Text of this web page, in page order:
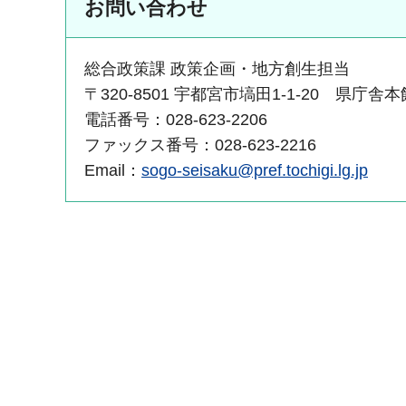
お問い合わせ
総合政策課 政策企画・地方創生担当
〒320-8501 宇都宮市塙田1-1-20 県庁舎本
電話番号：028-623-2206
ファックス番号：028-623-2216
Email： sogo-seisaku@pref.tochigi.lg.jp